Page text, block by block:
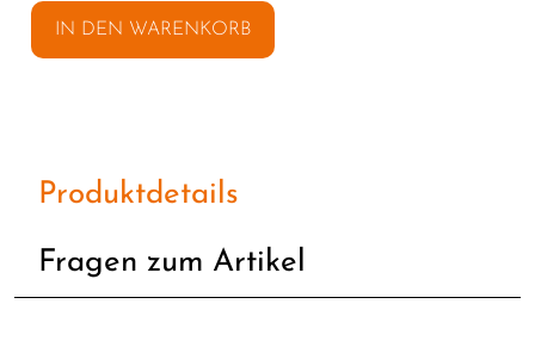
IN DEN WARENKORB
Produktdetails
Fragen zum Artikel